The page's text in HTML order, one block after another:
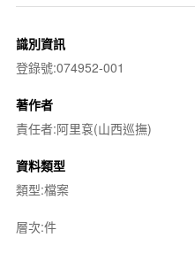
識別資訊
登錄號:074952-001
著作者
責任者:阿里袞(山西巡撫)
資料類型
類型:檔案
層次:件